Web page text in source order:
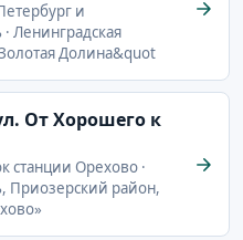
и
Ленинградская
Долина&quot
От Хорошего к
станции Орехово ·
Приозерский район,